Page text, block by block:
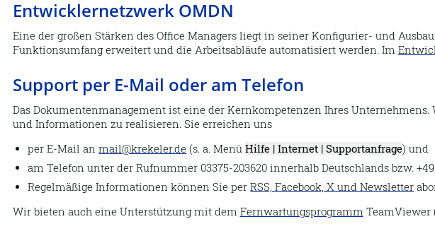
Entwicklernetzwerk OMDN
Eine der großen Stärken des Office Managers liegt in seiner Konfigurier- und
Funktionsumfang erweitert und die Arbeitsabläufe automatisiert werden. Im
Support per E-Mail oder am Telefon
Das Dokumentenmanagement ist eine der Kernkompetenzen Ihres
und Informationen zu realisieren. Sie erreichen uns
per E-Mail anmail@krekeler.de (s. a. MenüHilfe | Internet | Supportanfrage) und
am Telefon unter der Rufnummer 03375-203620 innerhalb Deutschlands bzw.
Regelmäßige Informationen können Sie perRSS, Facebook, X und Newsletter
Wir bieten auch eine Unterstützung mit dem Fernwartungsprogramm TeamViewer